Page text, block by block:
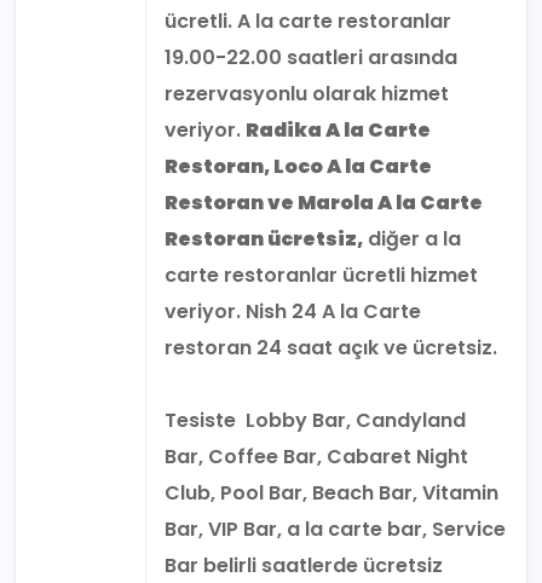
ücretli. A la carte restoranlar
19.00-22.00 saatleri arasında
rezervasyonlu olarak hizmet
veriyor. Radika A la Carte
Restoran, Loco A la Carte
Restoran ve Marola A la Carte
Restoran ücretsiz, diğer a la
carte restoranlar ücretli hizmet
veriyor. Nish 24 A la Carte
restoran 24 saat açık ve ücretsiz.
Tesiste Lobby Bar, Candyland
Bar, Coffee Bar, Cabaret Night
Club, Pool Bar, Beach Bar, Vitamin
Bar, VIP Bar, a la carte bar, Service
Bar belirli saatlerde ücretsiz